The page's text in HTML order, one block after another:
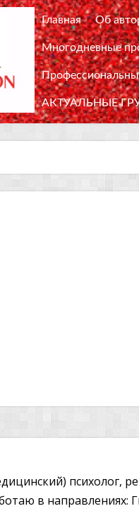
Главная Об
Многодневные
АКТУАЛЬНЫЕ
психолог,
в направлениях: